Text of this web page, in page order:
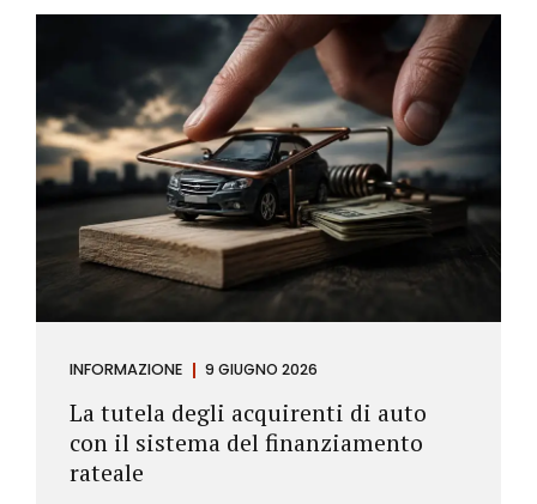
INFORMAZIONE 9 GIUGNO 2026
La tutela degli acquirenti di auto
con il sistema del finanziamento
rateale